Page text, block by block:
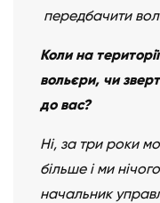
передбачити
Коли на
вольєри, чи
до вас?
Ні, за три роки
більше і ми
начальник